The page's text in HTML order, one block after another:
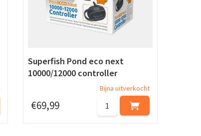
Superfish Pond eco next
10000/12000 controller
€69,99
Bijna uitverkocht